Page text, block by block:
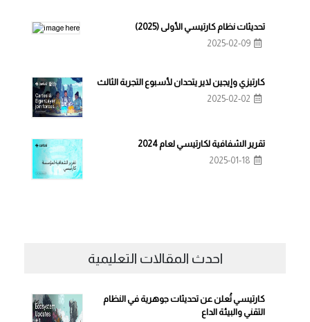
تحديثات نظام كارتيسي الأولى (2025)
2025-02-09
كارتيزي وإيجين لاير يتحدان لأسبوع التجربة الثالث
2025-02-02
تقرير الشفافية لكارتيسي لعام 2024
2025-01-18
احدث المقالات التعليمية
كارتيسي تُعلن عن تحديثات جوهرية في النظام
التقني والبيئة الداع